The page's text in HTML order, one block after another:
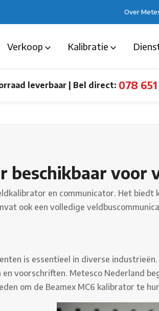
Over
Verkoop Kalibratie
leverbaar Bel direct: 078 651
beschikbaar voor
en communicator. Het
ook een volledige
is essentieel in diverse
voorschriften. Metesco Nederland
om de Beamex MC6 kalibrator te